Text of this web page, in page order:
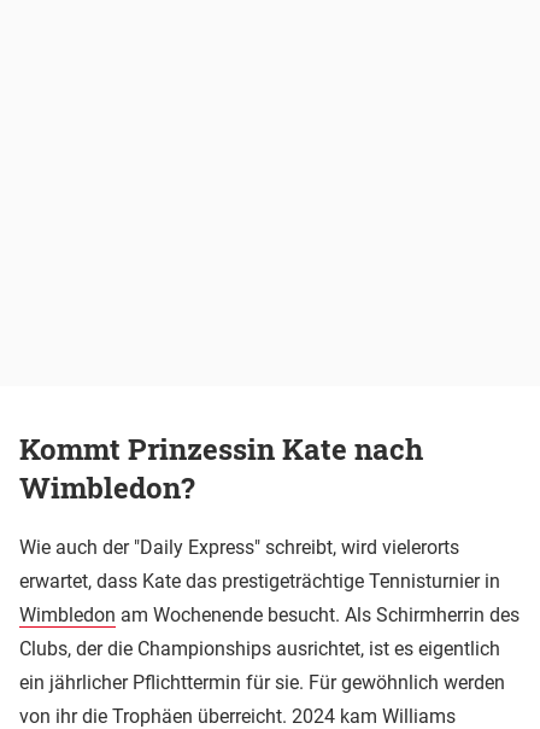
Kommt Prinzessin Kate nach
Wimbledon?
Wie auch der "Daily Express" schreibt, wird vielerorts
erwartet, dass Kate das prestigeträchtige Tennisturnier in
Wimbledon am Wochenende besucht. Als Schirmherrin des
Clubs, der die Championships ausrichtet, ist es eigentlich
ein jährlicher Pflichttermin für sie. Für gewöhnlich werden
von ihr die Trophäen überreicht. 2024 kam Williams